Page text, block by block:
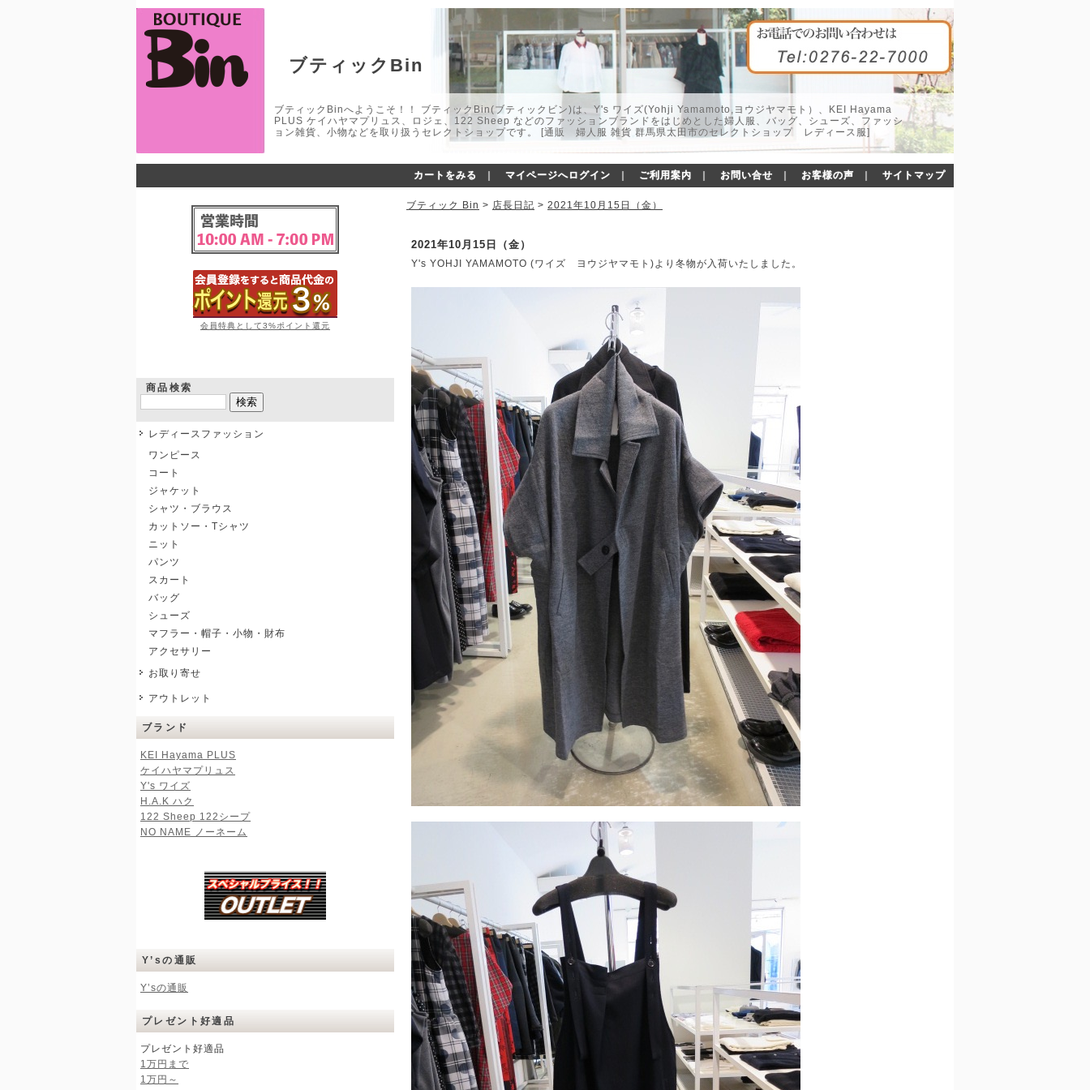
ブティックBin
ブティックBinへようこそ！！ ブティックBin(ブティックビン)は、Y's ワイズ(Yohji Yamamoto,ヨウジヤマモト）、KEI Hayama
PLUS ケイハヤマプリュス、ロジェ、122 Sheep などのファッションブランドをはじめとした婦人服、バッグ、シューズ、ファッシ
ョン雑貨、小物などを取り扱うセレクトショップです。 [通販 婦人服 雑貨 群馬県太田市のセレクトショップ レディース服]
カートをみる マイページへログイン ご利用案内 お問い合せ お客様の声 サイトマップ
会員特典として3%ポイント還元
商品検索
レディースファッション
ワンピース
コート
ジャケット
シャツ・ブラウス
カットソー・Tシャツ
ニット
パンツ
スカート
バッグ
シューズ
マフラー・帽子・小物・財布
アクセサリー
お取り寄せ
アウトレット
ブランド
KEI Hayama PLUS
ケイハヤマプリュス
Y's ワイズ
H.A.K ハク
122 Sheep 122シープ
NO NAME ノーネーム
Y’sの通販
Y’sの通販
プレゼント好適品
プレゼント好適品
1万円まで
1万円～
ブティック Bin > 店長日記 > 2021年10月15日（金）
2021年10月15日（金）
Y's YOHJI YAMAMOTO (ワイズ ヨウジヤマモト)より冬物が入荷いたしました。